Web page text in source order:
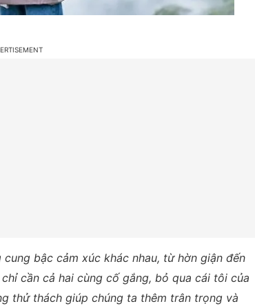
bậc cảm xúc khác nhau, từ hờn giận đến
cần cả hai cùng cố gắng, bỏ qua cái tôi của
thử thách giúp chúng ta thêm trân trọng và